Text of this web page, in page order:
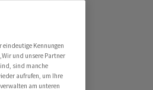
Kennungen
und unsere Partner
sind manche
aufrufen, um Ihre
am unteren